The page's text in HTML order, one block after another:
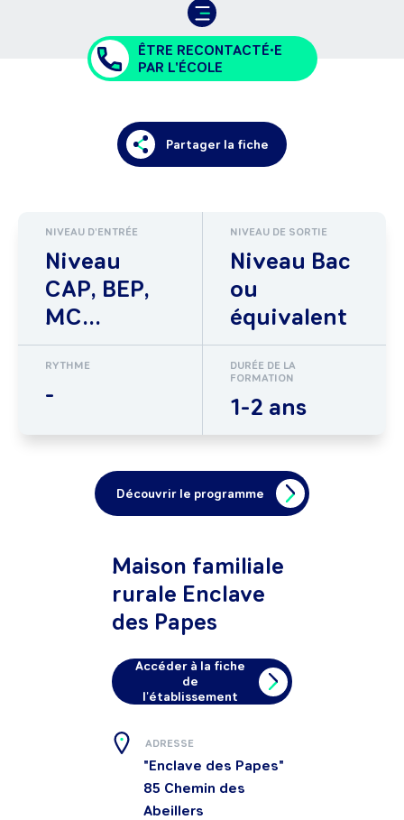
ÊTRE RECONTACTÉ•E
PAR L'ÉCOLE
Partager la fiche
NIVEAU D'ENTRÉE
Niveau
CAP, BEP,
MC...
NIVEAU DE SORTIE
Niveau Bac
ou
équivalent
RYTHME
-
DURÉE DE LA
FORMATION
1-2 ans
Découvrir le programme
Maison familiale
rurale Enclave
des Papes
Accéder à la fiche
de
l'établissement
ADRESSE
"Enclave des Papes"
85 Chemin des
Abeillers